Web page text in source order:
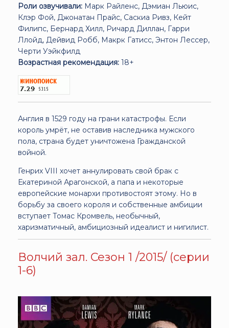
Роли озвучивали: Марк Райленс, Дэмиан Льюис,
Клэр Фой, Джонатан Прайс, Саскиа Ривз, Кейт
Филипс, Бернард Хилл, Ричард Диллан, Гарри
Ллойд, Дейвид Робб, Макрк Гатисс, Энтон Лессер,
Черти Уэйкфилд
Возрастная рекомендация: 18+
Англия в 1529 году на грани катастрофы. Если
король умрёт, не оставив наследника мужского
пола, страна будет уничтожена Гражданской
войной.
Генрих VIII хочет аннулировать свой брак с
Екатериной Арагонской, а папа и некоторые
европейские монархи противостоят этому. Но в
борьбу за своего короля и собственные амбиции
вступает Томас Кромвель, необычный,
харизматичный, амбициозный идеалист и нигилист.
Волчий зал. Сезон 1 /2015/ (серии
1-6)